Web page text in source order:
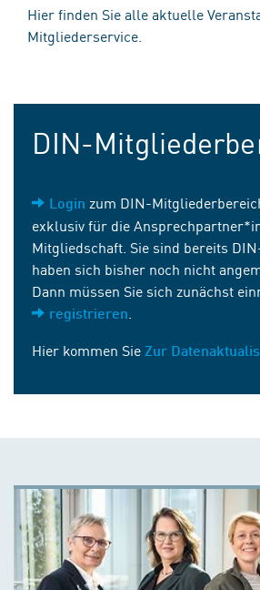
Hier finden Sie alle aktuelle
Mitgliederservice.
DIN-
Login zum DIN-
exklusiv für die
Mitgliedschaft. Sie sind bereits
haben sich bisher noch nicht
Dann müssen Sie sich zunächst
registrieren
Hier kommen Sie Zur